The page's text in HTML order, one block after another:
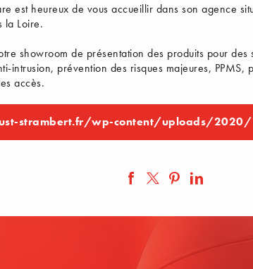
est heureux de vous accueillir dans son agence
la Loire.
showroom de présentation des produits pour des
intrusion, prévention des risques majeures, PPMS,
accès.
strambert.fr/wp-content/uploads/2020/